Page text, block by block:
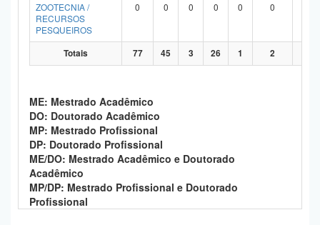
ZOOTECNIA /
RECURSOS
PESQUEIROS
0 0 0 0 0 0
Totais 77 45 3 26 1 2
ME: Mestrado Acadêmico
DO: Doutorado Acadêmico
MP: Mestrado Profissional
DP: Doutorado Profissional
ME/DO: Mestrado Acadêmico e Doutorado
Acadêmico
MP/DP: Mestrado Profissional e Doutorado
Profissional